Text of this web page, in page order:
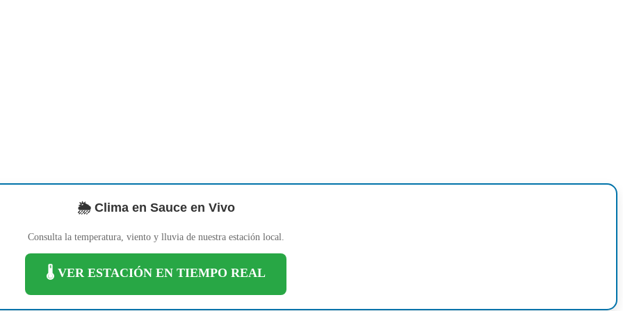
🌦️ Clima en Sauce en Vivo
Consulta la temperatura, viento y lluvia de nuestra estación local.
🌡️ VER ESTACIÓN EN TIEMPO REAL